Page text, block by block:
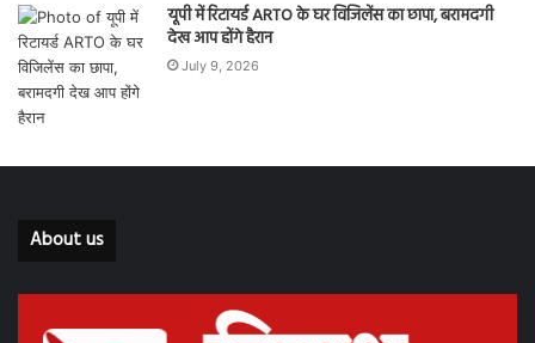
यूपी में रिटायर्ड ARTO के घर विजिलेंस का छापा, बरामदगी
देख आप होंगे हैरान
July 9, 2026
About us